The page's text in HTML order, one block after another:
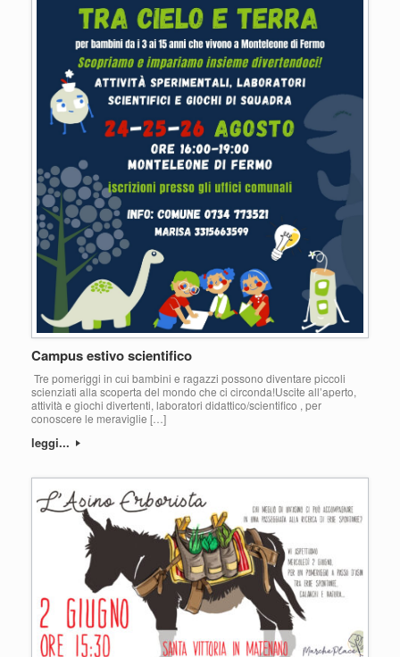
Campus estivo scientifico
Tre pomeriggi in cui bambini e ragazzi possono diventare piccoli
scienziati alla scoperta del mondo che ci circonda!Uscite all’aperto,
attività e giochi divertenti, laboratori didattico/scientifico , per
conoscere le meraviglie […]
leggi...